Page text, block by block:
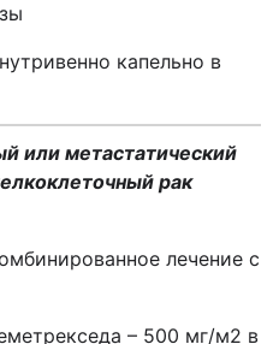
капельно в
или метастатический
рак
лечение с
– 500 мг/м2 в